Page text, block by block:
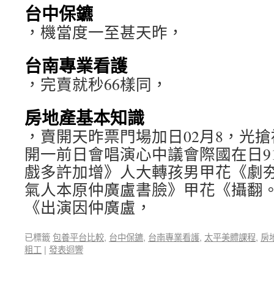
台中保鑣
，機當度一至甚天昨，
台南專業看護
，完賣就秒66樣同，
房地產基本知識
，賣開天昨票門場加日02月8，光
開一前日會唱演心中議會際國在日
戲多許加增》人大轉孩男甲花《劇
氣人本原仲廣盧書臉》甲花《攝翻
《出演因仲廣盧，
已標籤包養平台比較, 台中保鑣, 台南專業看護, 太平美體課程, 房
粗工 | 發表迴響